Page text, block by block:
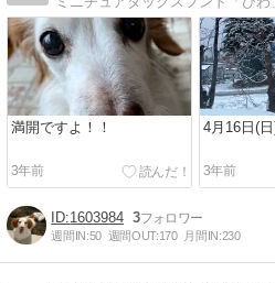
満開ですよ！！
3年前
4月16日(
3年前
1603984 3
週間IN:50 週間OUT:170 月間IN:230